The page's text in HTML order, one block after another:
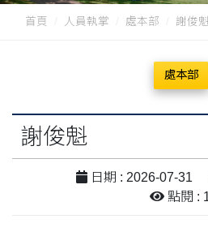
首頁 人員執掌 處本部 謝俊魁
處本部
謝俊魁
日期 : 2026-07-31
點閱 :